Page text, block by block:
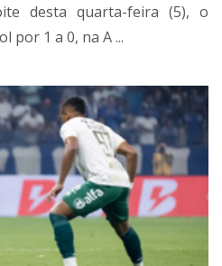
desta quarta-feira (5), o
por 1 a 0, na A ...